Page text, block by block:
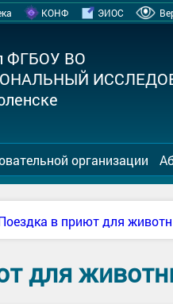
КОНФ ЭИОС
ФГБОУ ВО
организации
в приют для
для